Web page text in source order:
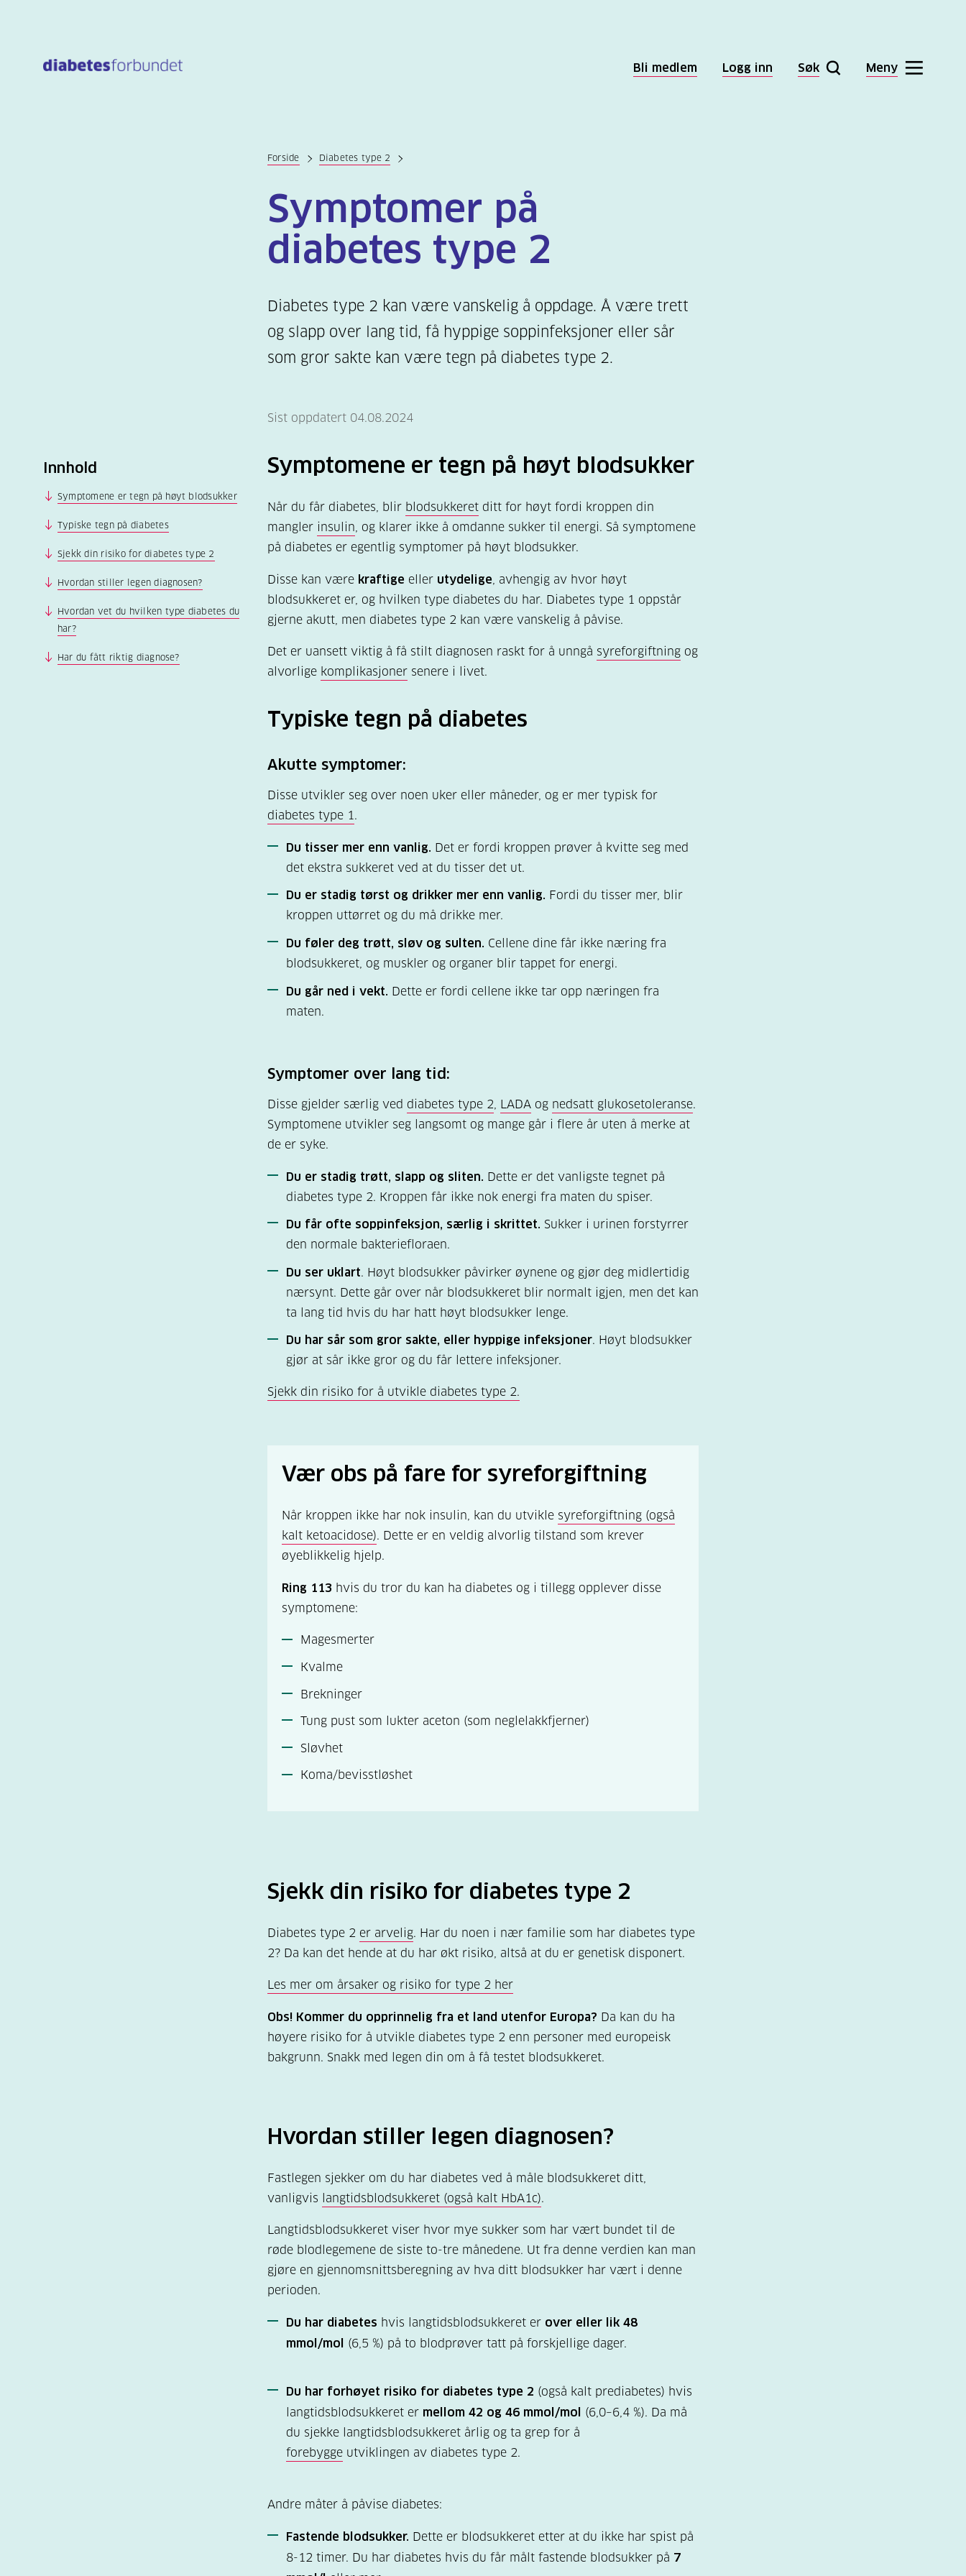
Bli medlem Logg inn Søk Meny
Forside Diabetes type 2
Symptomer på
diabetes type 2
Diabetes type 2 kan være vanskelig å oppdage. Å være trett
og slapp over lang tid, få hyppige soppinfeksjoner eller sår
som gror sakte kan være tegn på diabetes type 2.
Sist oppdatert 04.08.2024
Innhold
Symptomene er tegn på høyt blodsukker
Typiske tegn på diabetes
Sjekk din risiko for diabetes type 2
Hvordan stiller legen diagnosen?
Hvordan vet du hvilken type diabetes du
har?
Har du fått riktig diagnose?
Symptomene er tegn på høyt blodsukker
Når du får diabetes, blir blodsukkeret ditt for høyt fordi kroppen din
mangler insulin, og klarer ikke å omdanne sukker til energi. Så symptomene
på diabetes er egentlig symptomer på høyt blodsukker.
Disse kan være kraftige eller utydelige, avhengig av hvor høyt
blodsukkeret er, og hvilken type diabetes du har. Diabetes type 1 oppstår
gjerne akutt, men diabetes type 2 kan være vanskelig å påvise.
Det er uansett viktig å få stilt diagnosen raskt for å unngå syreforgiftning og
alvorlige komplikasjoner senere i livet.
Typiske tegn på diabetes
Akutte symptomer:
Disse utvikler seg over noen uker eller måneder, og er mer typisk for
diabetes type 1.
Du tisser mer enn vanlig. Det er fordi kroppen prøver å kvitte seg med
det ekstra sukkeret ved at du tisser det ut.
Du er stadig tørst og drikker mer enn vanlig. Fordi du tisser mer, blir
kroppen uttørret og du må drikke mer.
Du føler deg trøtt, sløv og sulten. Cellene dine får ikke næring fra
blodsukkeret, og muskler og organer blir tappet for energi.
Du går ned i vekt. Dette er fordi cellene ikke tar opp næringen fra
maten.
Symptomer over lang tid:
Disse gjelder særlig ved diabetes type 2 LADA og nedsatt glukosetoleranse.
Symptomene utvikler seg langsomt og mange går i flere år uten å merke at
de er syke.
Du er stadig trøtt, slapp og sliten. Dette er det vanligste tegnet på
diabetes type 2. Kroppen får ikke nok energi fra maten du spiser.
Du får ofte soppinfeksjon, særlig i skrittet. Sukker i urinen forstyrrer
den normale bakteriefloraen.
Du ser uklart. Høyt blodsukker påvirker øynene og gjør deg midlertidig
nærsynt. Dette går over når blodsukkeret blir normalt igjen, men det kan
ta lang tid hvis du har hatt høyt blodsukker lenge.
Du har sår som gror sakte, eller hyppige infeksjoner. Høyt blodsukker
gjør at sår ikke gror og du får lettere infeksjoner.
Sjekk din risiko for å utvikle diabetes type 2.
Vær obs på fare for syreforgiftning
Når kroppen ikke har nok insulin, kan du utvikle syreforgiftning (også
kalt ketoacidose). Dette er en veldig alvorlig tilstand som krever
øyeblikkelig hjelp.
Ring 113 hvis du tror du kan ha diabetes og i tillegg opplever disse
symptomene:
Magesmerter
Kvalme
Brekninger
Tung pust som lukter aceton (som neglelakkfjerner)
Sløvhet
Koma/bevisstløshet
Sjekk din risiko for diabetes type 2
Diabetes type 2 er arvelig. Har du noen i nær familie som har diabetes type
2? Da kan det hende at du har økt risiko, altså at du er genetisk disponert.
Les mer om årsaker og risiko for type 2 her
Obs! Kommer du opprinnelig fra et land utenfor Europa? Da kan du ha
høyere risiko for å utvikle diabetes type 2 enn personer med europeisk
bakgrunn. Snakk med legen din om å få testet blodsukkeret.
Hvordan stiller legen diagnosen?
Fastlegen sjekker om du har diabetes ved å måle blodsukkeret ditt,
vanligvis
langtidsblodsukkeret (også kalt HbA1c).
Langtidsblodsukkeret viser hvor mye sukker som har vært bundet til de
røde blodlegemene de siste to-tre månedene. Ut fra denne verdien kan man
gjøre en gjennomsnittsberegning av hva ditt blodsukker har vært i denne
perioden.
Du har diabetes hvis langtidsblodsukkeret er over eller lik 48
mmol/mol
(6,5 %) på to blodprøver tatt på forskjellige dager.
Du har forhøyet risiko for diabetes type 2 (også kalt prediabetes) hvis
langtidsblodsukkeret er mellom 42 og 46 mmol/mol
(6,0–6,4 %). Da må
du sjekke langtidsblodsukkeret årlig og ta grep for å
forebygge utviklingen av diabetes type 2.
Andre måter å påvise diabetes:
Fastende blodsukker. Dette er blodsukkeret etter at du ikke har spist på
8-12 timer. Du har diabetes hvis du får målt fastende blodsukker på 7